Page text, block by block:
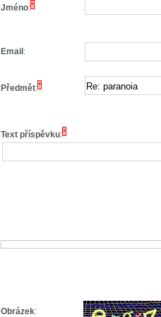
Jméno:*
Email :
Předmět:*
Text příspěvku:*
Obrázek: